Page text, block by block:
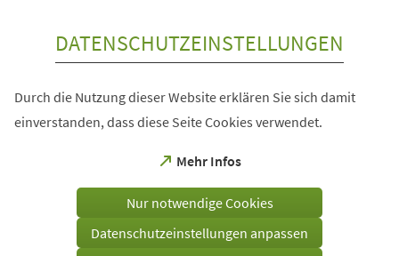
DATENSCHUTZEINSTELLUNGEN
Durch die Nutzung dieser Website erklären Sie sich damit
einverstanden, dass diese Seite Cookies verwendet.
Mehr Infos
(Öffnet
einem
Tab)
Nur notwendige Cookies
Datenschutzeinstellungen anpassen